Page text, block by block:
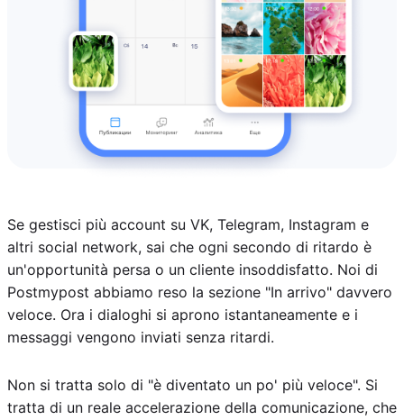
Se gestisci più account su VK, Telegram, Instagram e
altri social network, sai che ogni secondo di ritardo è
un'opportunità persa o un cliente insoddisfatto. Noi di
Postmypost abbiamo reso la sezione "In arrivo" davvero
veloce. Ora i dialoghi si aprono istantaneamente e i
messaggi vengono inviati senza ritardi.
Non si tratta solo di "è diventato un po' più veloce". Si
tratta di un reale accelerazione della comunicazione, che